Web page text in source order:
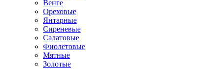
Венге
Ореховые
Янтарные
Сиреневые
Салатовые
Фиолетовые
Мятные
Золотые